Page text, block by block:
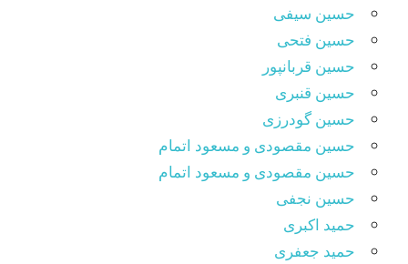
حسین سیفی
حسین فتحی
حسین قربانپور
حسین قنبری
حسین گودرزی
حسین مقصودى و مسعود اتمام
حسین مقصودی و مسعود اتمام
حسین نجفی
حمید اکبری
حمید جعفری